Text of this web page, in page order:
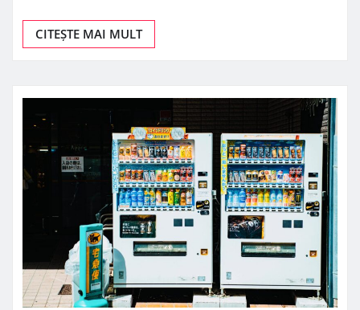
CITEȘTE MAI MULT